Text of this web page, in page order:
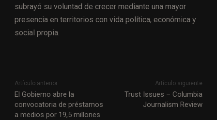
subrayó su voluntad de crecer mediante una mayor
presencia en territorios con vida política, económica y
social propia.
Artículo anterior
El Gobierno abre la
convocatoria de préstamos
a medios por 19,5 millones
Artículo siguiente
Trust Issues – Columbia
Journalism Review